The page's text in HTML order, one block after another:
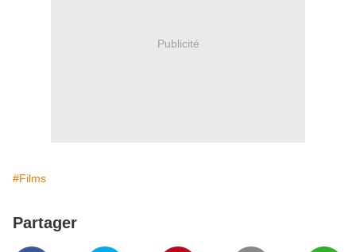
Publicité
#Films
Partager